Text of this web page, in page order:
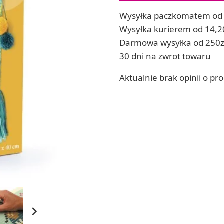
ręcznych
Zestawy do kul do kąpieli
Soda, kwasek, formy do kul do kąpieli
Dodatki: barwniki i zapachy
RZEŹBA, GLINY I ODLEWY
Odlewy dekoracyjne

Wysyłka paczkomatem od
Wysyłka kurierem od
Darmowa wysyłka od
30 dni na zwrot towaru
Aktualnie brak opinii o